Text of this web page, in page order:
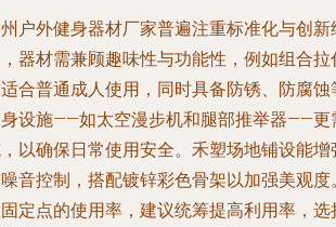
户外健身器材厂家普遍注重标准化与创
器材需兼顾趣味性与功能性，例如组合
合普通成人使用，同时具备防锈、防腐
设施——如太空漫步机和腿部推举器——更
以确保日常使用安全。禾塑场地铺设能
音控制，搭配镀锌彩色骨架以加强美观
定点的使用率，建议统筹提高利用率，